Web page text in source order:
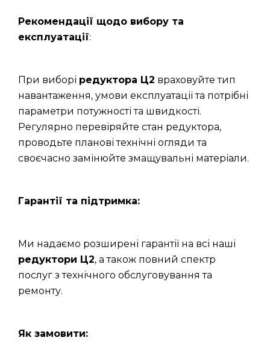
Рекомендації щодо вибору та
експлуатації:
При виборі редуктора Ц2 враховуйте тип
навантаження, умови експлуатації та потрібні
параметри потужності та швидкості.
Регулярно перевіряйте стан редуктора,
проводьте планові технічні огляди та
своєчасно замінюйте змащувальні матеріали.
Гарантії та підтримка:
Ми надаємо розширені гарантії на всі наші
редуктори Ц2, а також повний спектр
послуг з технічного обслуговування та
ремонту.
Як замовити: